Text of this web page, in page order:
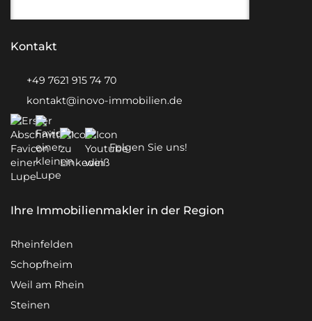
Kontakt
+49 7621 915 74 70
kontakt@inovo-immobilien.de
Folgen Sie uns!
Ihre Immobilienmakler in der Region
Rheinfelden
Schopfheim
Weil am Rhein
Steinen